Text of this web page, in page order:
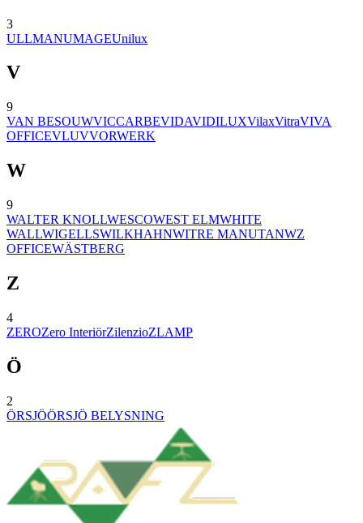
3
ULLMANUMAGEUnilux
V
9
VAN BESOUWVICCARBEVIDAVIDILUXVilaxVitraVIVA
OFFICEVLUVVORWERK
W
9
WALTER KNOLLWESCOWEST ELMWHITE
WALLWIGELLSWILKHAHNWITRE MANUTANWZ
OFFICEWÄSTBERG
Z
4
ZEROZero InteriörZilenzioZLAMP
Ö
2
ÖRSJÖÖRSJÖ BELYSNING